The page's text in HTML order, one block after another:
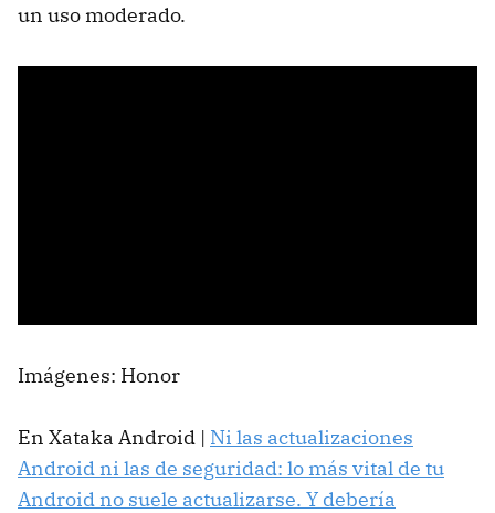
un uso moderado.
Imágenes: Honor
En Xataka Android | Ni las actualizaciones
Android ni las de seguridad: lo más vital de tu
Android no suele actualizarse. Y debería